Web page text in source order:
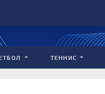
ТЕННИС